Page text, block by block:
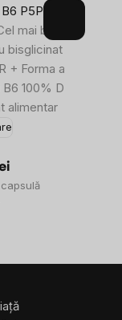
P5P, 100 capsule
mai bine absorbit
bisglicinat
+ Forma activă a
100% DZR,
alimentar
capsulă